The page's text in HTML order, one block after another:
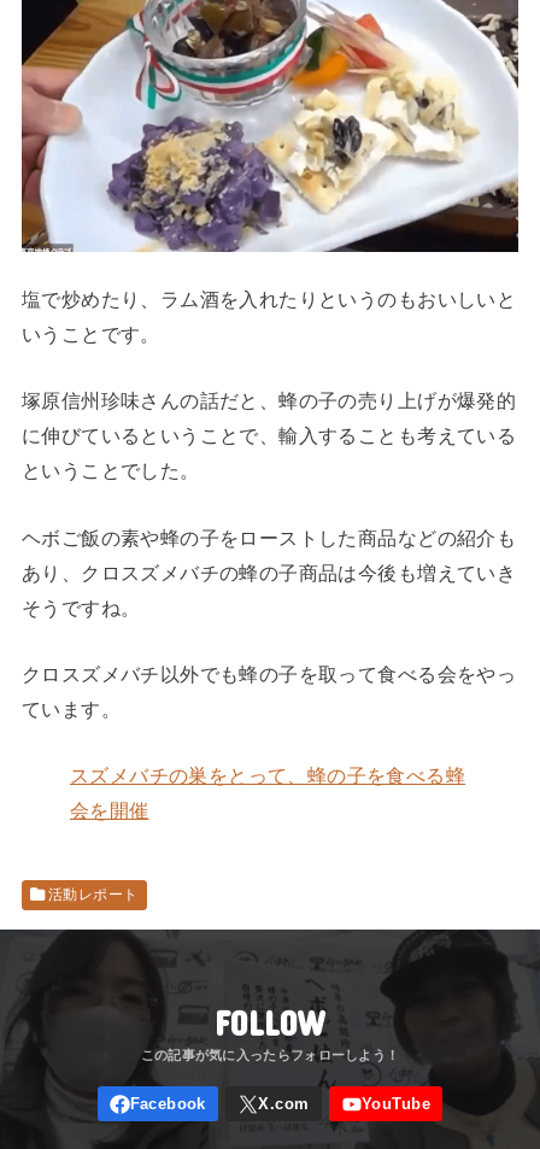
塩で炒めたり、ラム酒を入れたりというのもおいしいと
いうことです。
塚原信州珍味さんの話だと、蜂の子の売り上げが爆発的
に伸びているということで、輸入することも考えている
ということでした。
ヘボご飯の素や蜂の子をローストした商品などの紹介も
あり、クロスズメバチの蜂の子商品は今後も増えていき
そうですね。
クロスズメバチ以外でも蜂の子を取って食べる会をやっ
ています。
スズメバチの巣をとって、蜂の子を食べる蜂
会を開催
活動レポート
FOLLOW